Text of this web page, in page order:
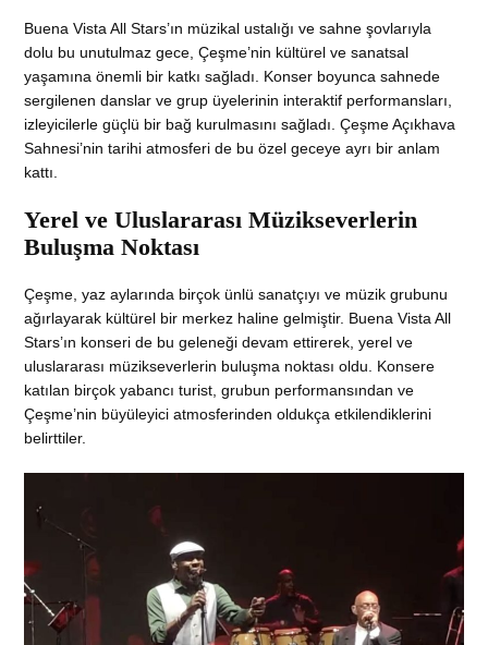
Buena Vista All Stars’ın müzikal ustalığı ve sahne şovlarıyla
dolu bu unutulmaz gece, Çeşme’nin kültürel ve sanatsal
yaşamına önemli bir katkı sağladı. Konser boyunca sahnede
sergilenen danslar ve grup üyelerinin interaktif performansları,
izleyicilerle güçlü bir bağ kurulmasını sağladı. Çeşme Açıkhava
Sahnesi’nin tarihi atmosferi de bu özel geceye ayrı bir anlam
kattı.
Yerel ve Uluslararası Müzikseverlerin
Buluşma Noktası
Çeşme, yaz aylarında birçok ünlü sanatçıyı ve müzik grubunu
ağırlayarak kültürel bir merkez haline gelmiştir. Buena Vista All
Stars’ın konseri de bu geleneği devam ettirerek, yerel ve
uluslararası müzikseverlerin buluşma noktası oldu. Konsere
katılan birçok yabancı turist, grubun performansından ve
Çeşme’nin büyüleyici atmosferinden oldukça etkilendiklerini
belirttiler.